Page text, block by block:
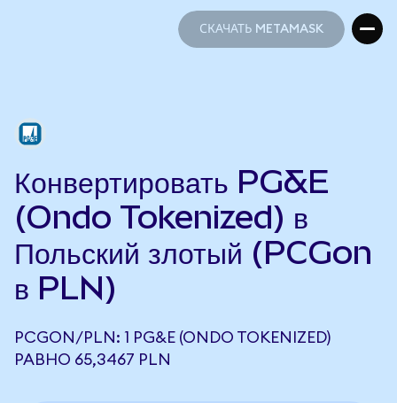
СКАЧАТЬ METAMASK
Конвертировать PG&E
(Ondo Tokenized) в
Польский злотый (PCGon
в PLN)
PCGON/PLN: 1 PG&E (ONDO TOKENIZED)
РАВНО 65,3467 PLN